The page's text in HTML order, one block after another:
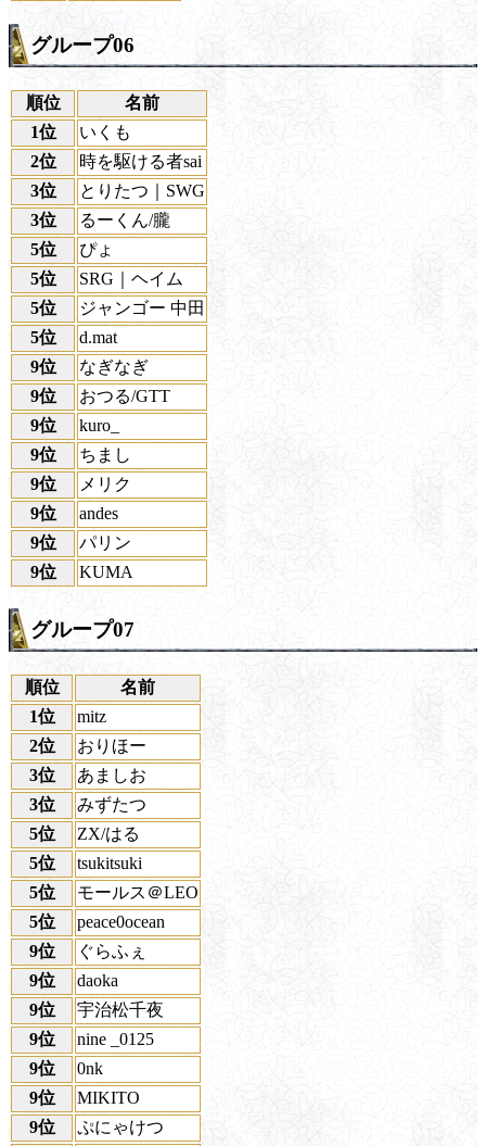
グループ06
順位
名前
1位
いくも
2位
時を駆ける者sai
3位
とりたつ｜SWG
3位
るーくん/朧
5位
ぴょ
5位
SRG｜ヘイム
5位
ジャンゴー 中田
5位
d.mat
9位
なぎなぎ
9位
おつる/GTT
9位
kuro_
9位
ちまし
9位
メリク
9位
andes
9位
パリン
9位
KUMA
グループ07
順位
名前
1位
mitz
2位
おりほー
3位
あましお
3位
みずたつ
5位
ZX/はる
5位
tsukitsuki
5位
モールス＠LEO
5位
peace0ocean
9位
ぐらふぇ
9位
daoka
9位
宇治松千夜
9位
nine _0125
9位
0nk
9位
MIKITO
9位
ぷにゃけつ